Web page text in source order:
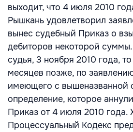
выходит, что 4 июля 2010
Рышкань удовлетворил
вынес судебный Приказ о
дебиторов некоторой
судья, 3 ноября 2010 года,
месяцев позже, по
имеющего с вышеназванной
определение, которое
Приказ от 4 июля 2010 года.
Процессуальный Кодекс